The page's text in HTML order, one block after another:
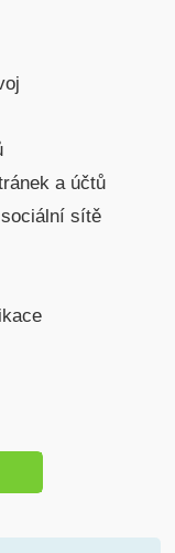
a účtů
sítě